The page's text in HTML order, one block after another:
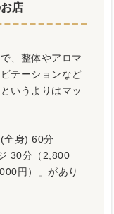
店
、整体やアロマ
テーションなど
いうよりはマッ
全身) 60分
30分（2,800
円）」があり